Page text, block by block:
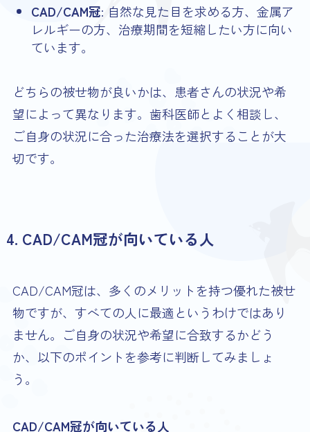
CAD/CAM冠: 自然な見た目を求める方、金属ア
レルギーの方、治療期間を短縮したい方に向い
ています。
どちらの被せ物が良いかは、患者さんの状況や希
望によって異なります。歯科医師とよく相談し、
ご自身の状況に合った治療法を選択することが大
切です。
4. CAD/CAM冠が向いている人
CAD/CAM冠は、多くのメリットを持つ優れた被せ
物ですが、すべての人に最適というわけではあり
ません。ご自身の状況や希望に合致するかどう
か、以下のポイントを参考に判断してみましょ
う。
CAD/CAM冠が向いている人